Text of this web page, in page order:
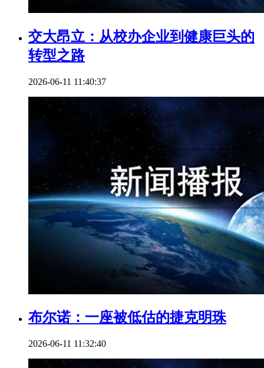
交大昂立：从校办企业到健康巨头的
转型之路
2026-06-11 11:40:37
布尔诺：一座被低估的捷克明珠
2026-06-11 11:32:40